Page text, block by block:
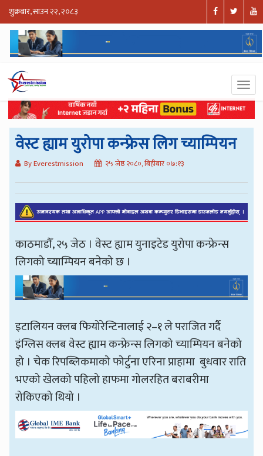
शुक्रबार, साउन २२, २०८३
वेस्ट ह्याम युरोपा कन्फ्रेस लिग च्याम्पियन
By Everestmission २५ जेष्ठ २०८०, बिहीबार ०७:१३
काठमाडौँ, २५ जेठ । वेस्ट ह्याम युनाइटेड युरोपा कन्फ्रेन्स
लिगको च्याम्पियन बनेको छ ।
इटालियन क्लब फियोरेन्टिनालाई २–१ ले पराजित गर्दै
इंग्लिस क्लब वेस्ट ह्याम कन्फ्रेन्स लिगको च्याम्पियन बनेको
हो । चेक रिपब्लिकमाको फोर्टुना एरिना प्राहामा बुधवार राति
भएको खेलको पहिलो हाफमा गोलरहित बराबरीमा
रोकिएको थियो ।